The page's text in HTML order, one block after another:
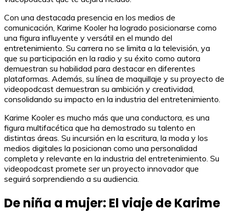
Con una destacada presencia en los medios de
comunicación, Karime Kooler ha logrado posicionarse como
una figura influyente y versátil en el mundo del
entretenimiento. Su carrera no se limita a la televisión, ya
que su participación en la radio y su éxito como autora
demuestran su habilidad para destacar en diferentes
plataformas. Además, su línea de maquillaje y su proyecto de
videopodcast demuestran su ambición y creatividad,
consolidando su impacto en la industria del entretenimiento.
Karime Kooler es mucho más que una conductora, es una
figura multifacética que ha demostrado su talento en
distintas áreas. Su incursión en la escritura, la moda y los
medios digitales la posicionan como una personalidad
completa y relevante en la industria del entretenimiento. Su
videopodcast promete ser un proyecto innovador que
seguirá sorprendiendo a su audiencia.
De niña a mujer: El viaje de Karime